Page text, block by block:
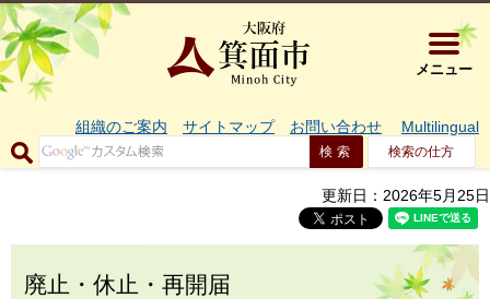
大阪府箕
メニュー
組織のご案内 サイトマップ お問い合わせ Multilingual
検索の仕方
更新日：2026年5月25日
廃止・休止・再開届